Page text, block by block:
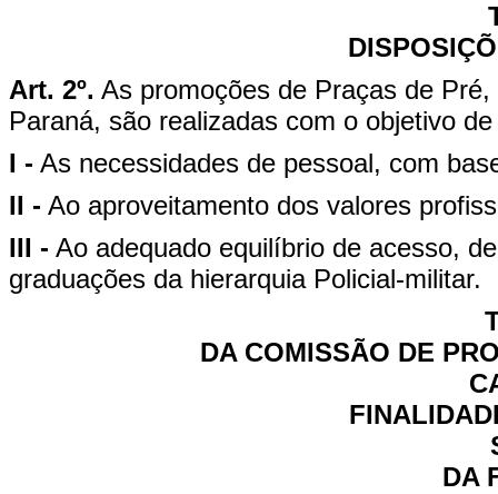
Art. 2º. As promoções de Praças de
Paraná, são realizadas com o objetivo
I - As necessidades de pessoal, com
II - Ao aproveitamento dos valores
III - Ao adequado equilíbrio de acesso,
graduações da hierarquia Policial-militar.
DA COMISSÃO DE
DA